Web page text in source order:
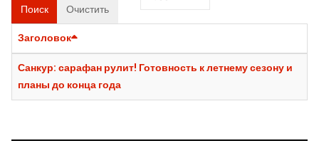
Поиск Очистить
Заголовок
Санкур: сарафан рулит! Готовность к летнему сезону и
планы до конца года